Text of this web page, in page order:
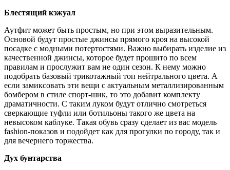
Блестящий кэжуал
Аутфит может быть простым, но при этом выразительным.
Основой будут простые джинсы прямого кроя на высокой
посадке с модными потертостями. Важно выбирать изделие из
качественной джинсы, которое будет прошито по всем
правилам и прослужит вам не один сезон. К нему можно
подобрать базовый трикотажный топ нейтрального цвета. А
если замиксовать эти вещи с актуальным металлизированным
бомбером в стиле спорт-шик, то это добавит комплекту
драматичности. С таким луком будут отлично смотреться
сверкающие туфли или ботильоны такого же цвета на
невысоком каблуке. Такая обувь сразу сделает из вас модель
fashion-показов и подойдет как для прогулки по городу, так и
для вечернего торжества.
Дух бунтарства